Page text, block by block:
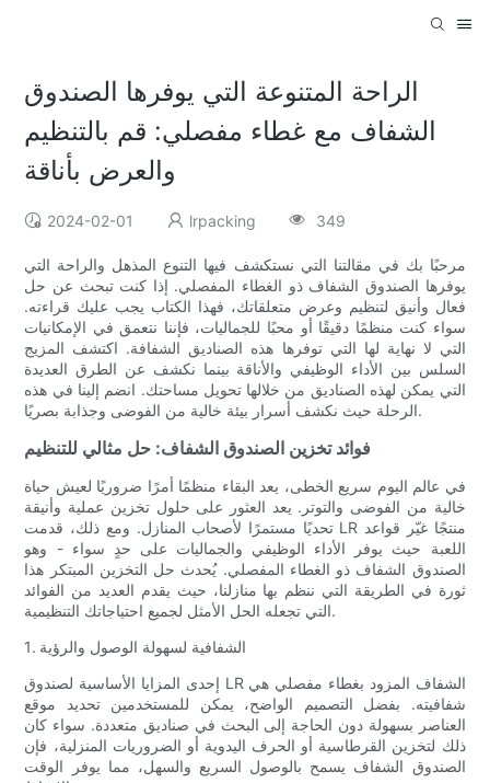
الراحة المتنوعة التي يوفرها الصندوق
الشفاف مع غطاء مفصلي: قم بالتنظيم
والعرض بأناقة
2024-02-01 lrpacking 349
مرحبًا بك في مقالتنا التي نستكشف فيها التنوع المذهل والراحة التي
يوفرها الصندوق الشفاف ذو الغطاء المفصلي. إذا كنت تبحث عن حل
فعال وأنيق لتنظيم وعرض متعلقاتك، فهذا الكتاب يجب عليك قراءته.
سواء كنت منظمًا دقيقًا أو محبًا للجماليات، فإننا نتعمق في الإمكانيات
التي لا نهاية لها التي توفرها هذه الصناديق الشفافة. اكتشف المزيج
السلس بين الأداء الوظيفي والأناقة بينما نكشف عن الطرق العديدة
التي يمكن لهذه الصناديق من خلالها تحويل مساحتك. انضم إلينا في هذه
الرحلة حيث نكشف أسرار بيئة خالية من الفوضى وجذابة بصريًا.
فوائد تخزين الصندوق الشفاف: حل مثالي للتنظيم
في عالم اليوم سريع الخطى، يعد البقاء منظمًا أمرًا ضروريًا لعيش حياة
خالية من الفوضى والتوتر. يعد العثور على حلول تخزين عملية وأنيقة
تحديًا مستمرًا لأصحاب المنازل. ومع ذلك، قدمت LR منتجًا غيّر قواعد
اللعبة حيث يوفر الأداء الوظيفي والجماليات على حدٍ سواء - وهو
الصندوق الشفاف ذو الغطاء المفصلي. يُحدث حل التخزين المبتكر هذا
ثورة في الطريقة التي ننظم بها منازلنا، حيث يقدم العديد من الفوائد
التي تجعله الحل الأمثل لجميع احتياجاتك التنظيمية.
1. الشفافية لسهولة الوصول والرؤية
إحدى المزايا الأساسية لصندوق LR الشفاف المزود بغطاء مفصلي هي
شفافيته. بفضل التصميم الواضح، يمكن للمستخدمين تحديد موقع
العناصر بسهولة دون الحاجة إلى البحث في صناديق متعددة. سواء كان
ذلك لتخزين القرطاسية أو الحرف اليدوية أو الضروريات المنزلية، فإن
الصندوق الشفاف يسمح بالوصول السريع والسهل، مما يوفر الوقت